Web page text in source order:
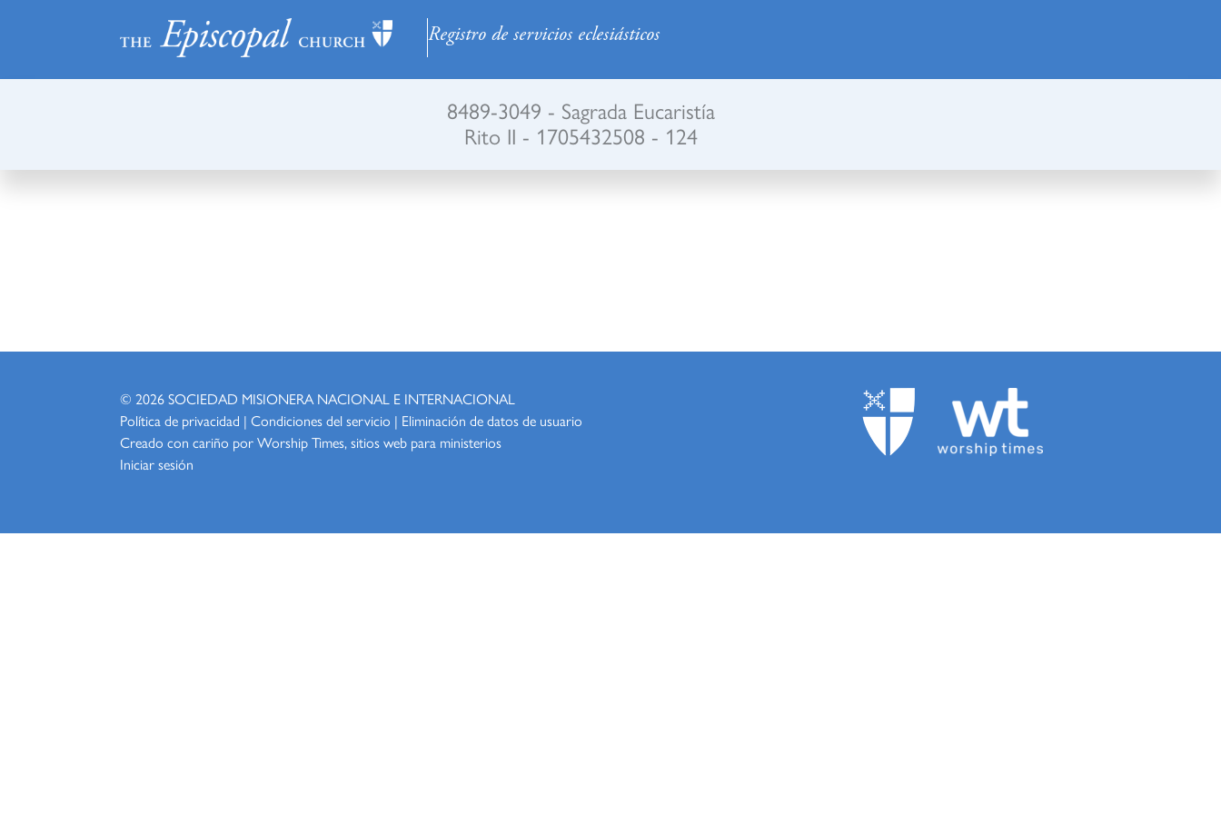
Registro de servicios eclesiásticos
8489-3049 - Sagrada Eucaristía
Rito II - 1705432508 - 124
© 2026SOCIEDAD MISIONERA NACIONAL E INTERNACIONAL
Política de privacidad | Condiciones del servicio | Eliminación de datos de usuario
Creado con cariño por WorshipTimes, sitios web para ministerios
Iniciar sesión